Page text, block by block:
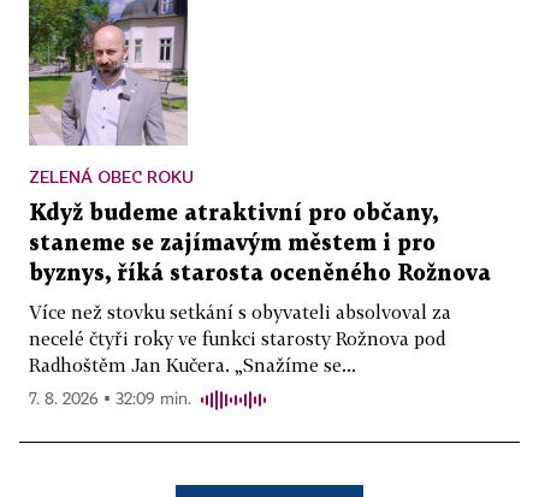
ZELENÁ OBEC ROKU
Když budeme atraktivní pro občany,
staneme se zajímavým městem i pro
byznys, říká starosta oceněného Rožnova
Více než stovku setkání s obyvateli absolvoval za
necelé čtyři roky ve funkci starosty Rožnova pod
Radhoštěm Jan Kučera. „Snažíme se...
7. 8. 2026 ▪ 32:09 min.